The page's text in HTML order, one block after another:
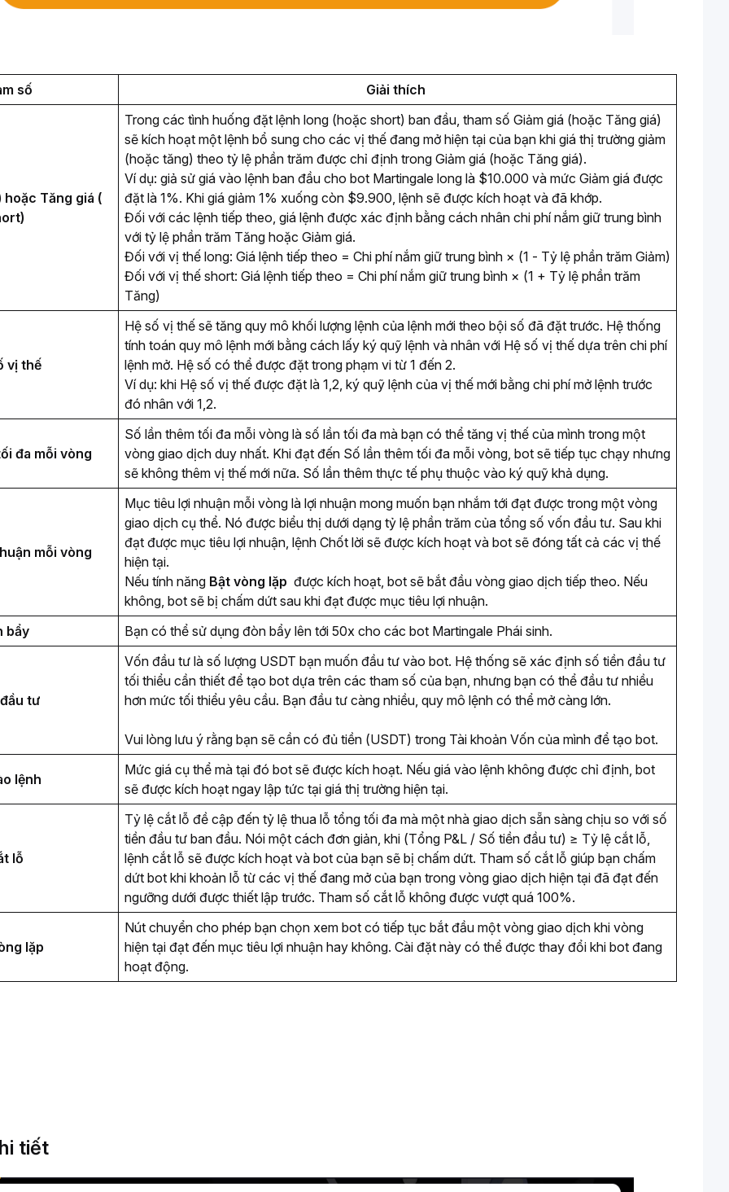
số Giải thích
hoặc Tăng giá (
Trong các tình huống đặt lệnh long (hoặc short) ban đầu, tham số Giảm giá (hoặc Tăng giá)
sẽ kích hoạt một lệnh bổ sung cho các vị thế đang mở hiện tại của bạn khi giá thị trường giảm
(hoặc tăng) theo tỷ lệ phần trăm được chỉ định trong Giảm giá (hoặc Tăng giá).
Ví dụ: giả sử giá vào lệnh ban đầu cho bot Martingale long là $10.000 và mức Giảm giá được
đặt là 1%. Khi giá giảm 1% xuống còn $9.900, lệnh sẽ được kích hoạt và đã khớp.
Đối với các lệnh tiếp theo, giá lệnh được xác định bằng cách nhân chi phí nắm giữ trung bình
với tỷ lệ phần trăm Tăng hoặc Giảm giá.
Đối với vị thế long: Giá lệnh tiếp theo = Chi phí nắm giữ trung bình × (1 - Tỷ lệ phần trăm Giảm)
Đối với vị thế short: Giá lệnh tiếp theo = Chi phí nắm giữ trung bình × (1 + Tỷ lệ phần trăm
Tăng)
vị thế
Hệ số vị thế sẽ tăng quy mô khối lượng lệnh của lệnh mới theo bội số đã đặt trước. Hệ thống
tính toán quy mô lệnh mới bằng cách lấy ký quỹ lệnh và nhân với Hệ số vị thế dựa trên chi phí
lệnh mở. Hệ số có thể được đặt trong phạm vi từ 1 đến 2.
Ví dụ: khi Hệ số vị thế được đặt là 1,2, ký quỹ lệnh của vị thế mới bằng chi phí mở lệnh trước
đó nhân với 1,2.
đa mỗi vòng
Số lần thêm tối đa mỗi vòng là số lần tối đa mà bạn có thể tăng vị thế của mình trong một
vòng giao dịch duy nhất. Khi đạt đến Số lần thêm tối đa mỗi vòng, bot sẽ tiếp tục chạy nhưng
sẽ không thêm vị thế mới nữa. Số lần thêm thực tế phụ thuộc vào ký quỹ khả dụng.
mỗi vòng
Mục tiêu lợi nhuận mỗi vòng là lợi nhuận mong muốn bạn nhắm tới đạt được trong một vòng
giao dịch cụ thể. Nó được biểu thị dưới dạng tỷ lệ phần trăm của tổng số vốn đầu tư. Sau khi
đạt được mục tiêu lợi nhuận, lệnh Chốt lời sẽ được kích hoạt và bot sẽ đóng tất cả các vị thế
hiện tại.
Nếu tính năng Bật vòng lặp được kích hoạt, bot sẽ bắt đầu vòng giao dịch tiếp theo. Nếu
không, bot sẽ bị chấm dứt sau khi đạt được mục tiêu lợi nhuận.
bẩy
Bạn có thể sử dụng đòn bẩy lên tới 50x cho các bot Martingale Phái sinh.
tư
Vốn đầu tư là số lượng USDT bạn muốn đầu tư vào bot. Hệ thống sẽ xác định số tiền đầu tư
tối thiểu cần thiết để tạo bot dựa trên các tham số của bạn, nhưng bạn có thể đầu tư nhiều
hơn mức tối thiểu yêu cầu. Bạn đầu tư càng nhiều, quy mô lệnh có thể mở càng lớn.
Vui lòng lưu ý rằng bạn sẽ cần có đủ tiền (USDT) trong Tài khoản Vốn của mình để tạo bot.
lệnh
Mức giá cụ thể mà tại đó bot sẽ được kích hoạt. Nếu giá vào lệnh không được chỉ định, bot
sẽ được kích hoạt ngay lập tức tại giá thị trường hiện tại.
lỗ
Tỷ lệ cắt lỗ đề cập đến tỷ lệ thua lỗ tổng tối đa mà một nhà giao dịch sẵn sàng chịu so với số
tiền đầu tư ban đầu. Nói một cách đơn giản, khi (Tổng P&L / Số tiền đầu tư) ≥ Tỷ lệ cắt lỗ,
lệnh cắt lỗ sẽ được kích hoạt và bot của bạn sẽ bị chấm dứt. Tham số cắt lỗ giúp bạn chấm
dứt bot khi khoản lỗ từ các vị thế đang mở của bạn trong vòng giao dịch hiện tại đã đạt đến
ngưỡng dưới được thiết lập trước. Tham số cắt lỗ không được vượt quá 100%.
lặp
Nút chuyển cho phép bạn chọn xem bot có tiếp tục bắt đầu một vòng giao dịch khi vòng
hiện tại đạt đến mục tiêu lợi nhuận hay không. Cài đặt này có thể được thay đổi khi bot đang
hoạt động.
tiết